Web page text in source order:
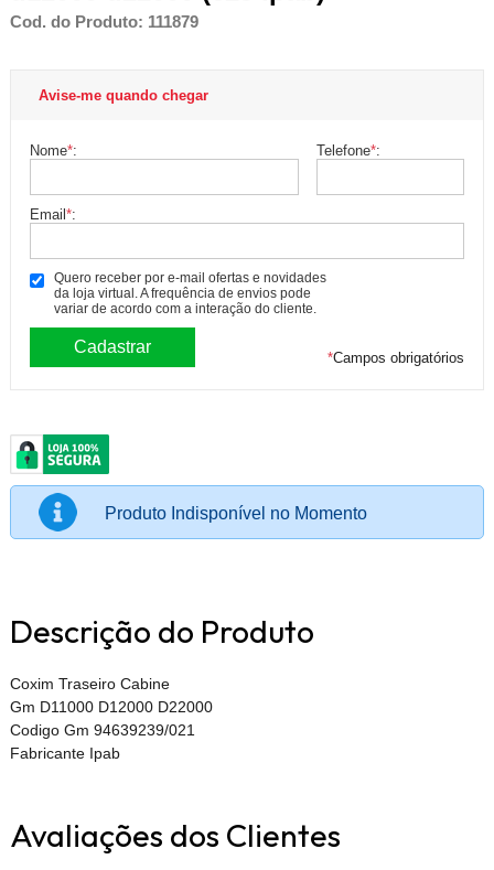
Cod. do Produto: 111879
Avise-me quando chegar
Nome*: Telefone*:
Email*:
Quero receber por e-mail ofertas e novidades
da loja virtual. A frequência de envios pode
variar de acordo com a interação do cliente.
*Campos obrigatórios
Produto Indisponível no Momento
Descrição do Produto
Coxim Traseiro Cabine
Gm D11000 D12000 D22000
Codigo Gm 94639239/021
Fabricante Ipab
Avaliações dos Clientes